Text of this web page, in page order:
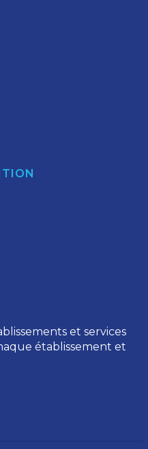
et services
établissement et